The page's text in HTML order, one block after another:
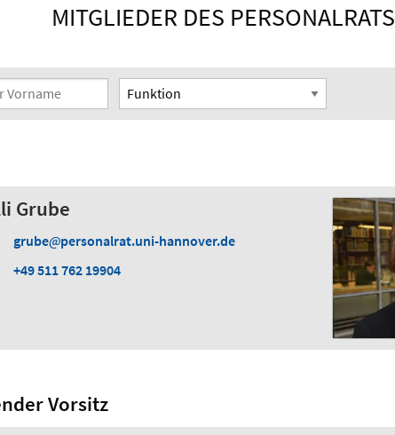
MITGLIEDER DES PERSONALRATS
Funktion
Grube
grube
personalrat.uni-hannover.de
+49 511 762 19904
Vorsitz